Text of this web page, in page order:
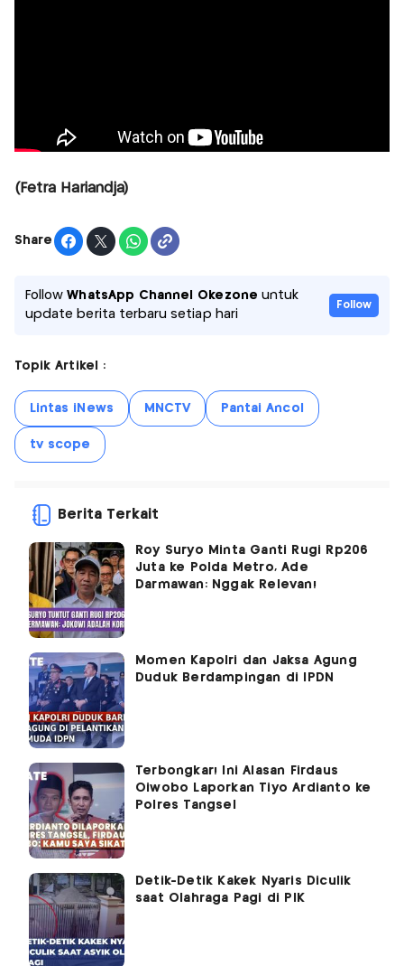
(Fetra Hariandja)
Share
FollowWhatsApp Channel Okezone untuk
update berita terbaru setiap hari
Follow
Topik Artikel :
Lintas iNews MNCTV Pantai Ancol
tv scope
Berita Terkait
Roy Suryo Minta Ganti Rugi Rp206
Juta ke Polda Metro, Ade
Darmawan: Nggak Relevan!
Momen Kapolri dan Jaksa Agung
Duduk Berdampingan di IPDN
Terbongkar! Ini Alasan Firdaus
Oiwobo Laporkan Tiyo Ardianto ke
Polres Tangsel
Detik-Detik Kakek Nyaris Diculik
saat Olahraga Pagi di PIK